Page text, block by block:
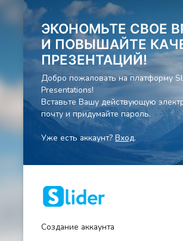
ЭКОНОМЬТЕ СВОЕ
И ПОВЫШАЙТЕ
ПРЕЗЕНТАЦИЙ!
Добро пожаловать на платформу
Presentations!
Вставьте Вашу действующую
почту и придумайте пароль.
Уже есть аккаунт? Вход.
Создание аккаунта